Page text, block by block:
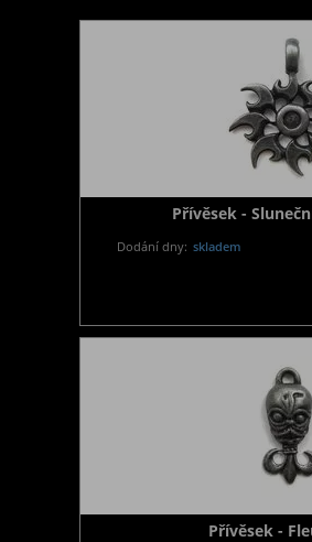
Přívěsek -
Dodání dny: skladem
Přívěsek -